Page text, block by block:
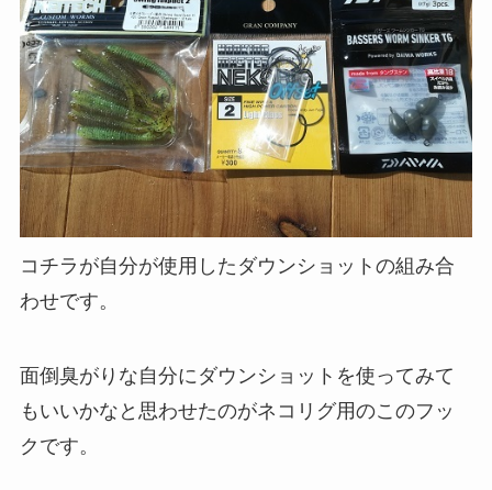
コチラが自分が使用したダウンショットの組み合
わせです。
面倒臭がりな自分にダウンショットを使ってみて
もいいかなと思わせたのがネコリグ用のこのフッ
クです。